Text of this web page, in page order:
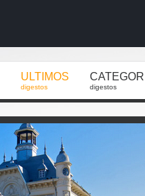
ULTIMOS
digestos digestos